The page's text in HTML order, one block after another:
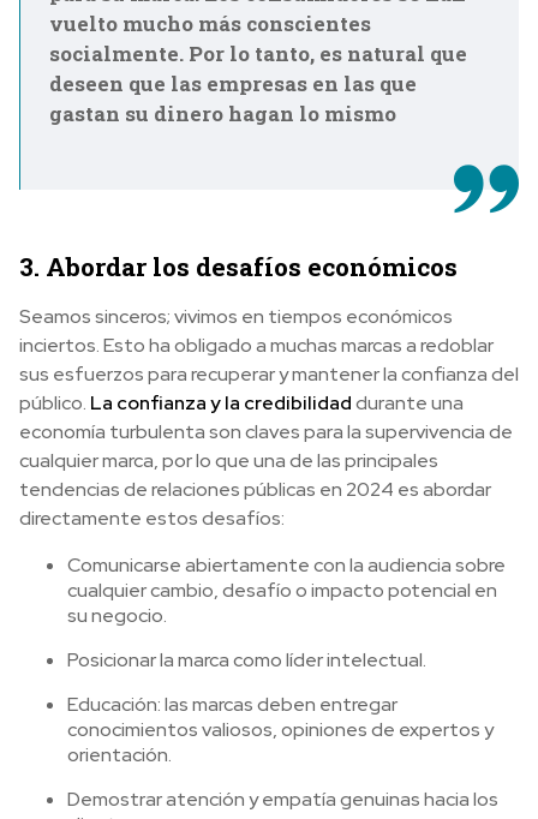
vuelto mucho más conscientes
socialmente. Por lo tanto, es natural que
deseen que las empresas en las que
gastan su dinero hagan lo mismo
3. Abordar los desafíos económicos
Seamos sinceros; vivimos en tiempos económicos
inciertos. Esto ha obligado a muchas marcas a redoblar
sus esfuerzos para recuperar y mantener la confianza del
público. La confianza y la credibilidaddurante una
economía turbulenta son claves para la supervivencia de
cualquier marca, por lo que una de las principales
tendencias de relaciones públicas en 2024 es abordar
directamente estos desafíos:
Comunicarse abiertamente con la audiencia sobre
cualquier cambio, desafío o impacto potencial en
su negocio.
Posicionar la marca como líder intelectual.
Educación: las marcas deben entregar
conocimientos valiosos, opiniones de expertos y
orientación.
Demostrar atención y empatía genuinas hacia los